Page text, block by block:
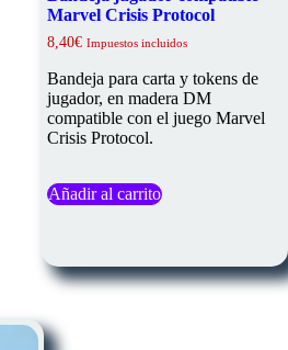
Marvel Crisis Protocol
8,40€ Impuestos incluidos
Bandeja para carta y tokens de
jugador, en madera DM
compatible con el juego Marvel
Crisis Protocol.
Añadir al carrito